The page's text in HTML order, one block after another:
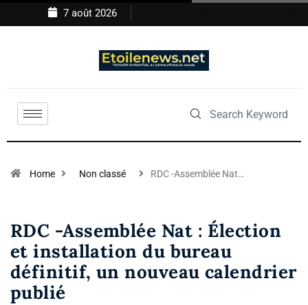
7 août 2026
Home Non classé RDC -Assemblée Nat…
RDC -Assemblée Nat : Élection
et installation du bureau
définitif, un nouveau calendrier
publié